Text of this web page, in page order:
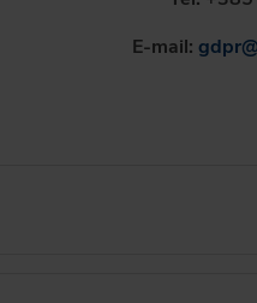
E-mail: